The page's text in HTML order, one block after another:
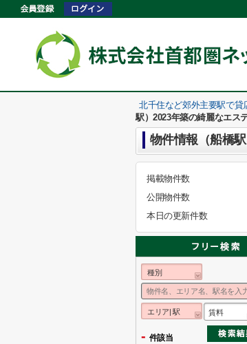
北千住など郊外主要駅で貸
駅）2023年築の綺麗なエス
物件情報（船橋
掲載物件数
公開物件数
本日の更新件数
種別
エリア| 駅 賃料
- 件該当